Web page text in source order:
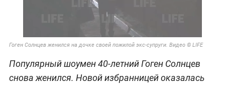
Гоген Солнцев женился на дочке своей пожилой экс-супруги. Видео © LIFE
Популярный шоумен 40-летний Гоген Солнцев
снова женился. Новой избранницей оказалась